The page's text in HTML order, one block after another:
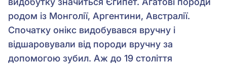
родом із Монголії, Аргентини, Австралії.
Спочатку онікс видобувався вручну і
відшаровували від породи вручну за
допомогою зубил. Аж до 19 століття